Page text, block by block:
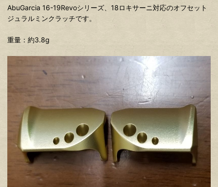
AbuGarcia 16-19Revoシリーズ、18ロキサーニ対応のオフセット
ジュラルミンクラッチです。
重量：約3.8g